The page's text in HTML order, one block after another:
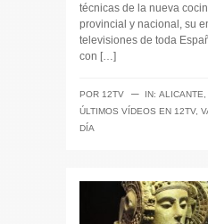
técnicas de la nueva
provincial y nacional, su
televisiones de toda
con […]
POR 12TV ─ IN: ALICANTE
ÚLTIMOS VÍDEOS EN 12TV,
DÍA